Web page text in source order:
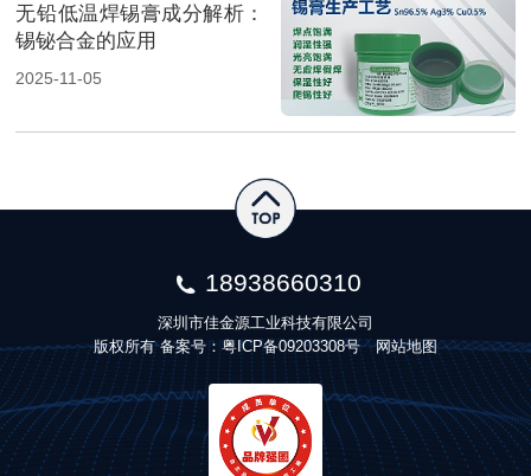
无铅低温焊锡膏成分解析：
锡铋合金的应用
2025-11-05
18938660310
深圳市佳金源工业科技有限公司
版权所有 备案号：粤ICP备09203308号 网站地图